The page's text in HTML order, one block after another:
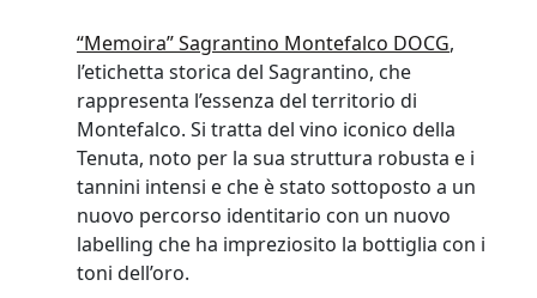
“Memoira” Sagrantino Montefalco DOCG,
l’etichetta storica del Sagrantino, che
rappresenta l’essenza del territorio di
Montefalco. Si tratta del vino iconico della
Tenuta, noto per la sua struttura robusta e i
tannini intensi e che è stato sottoposto a un
nuovo percorso identitario con un nuovo
labelling che ha impreziosito la bottiglia con i
toni dell’oro.